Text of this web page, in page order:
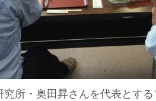
究所・奥田昇さんを代表とす